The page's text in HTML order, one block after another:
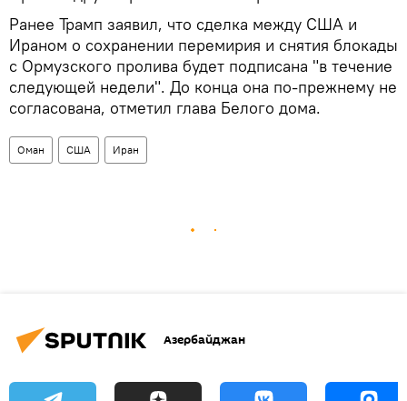
Ранее Трамп заявил, что сделка между США и
Ираном о сохранении перемирия и снятия блокады
с Ормузского пролива будет подписана "в течение
следующей недели". До конца она по-прежнему не
согласована, отметил глава Белого дома.
Оман США Иран
Азербайджан